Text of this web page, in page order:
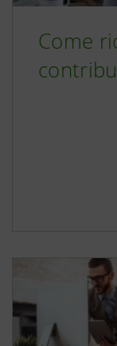
Come